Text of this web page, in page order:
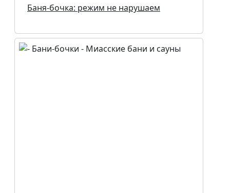
Баня-бочка: режим не нарушаем